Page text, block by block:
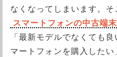
なくなってしまいます。そ
スマートフォンの中古端
「最新モデルでなくても
マートフォンを購入した